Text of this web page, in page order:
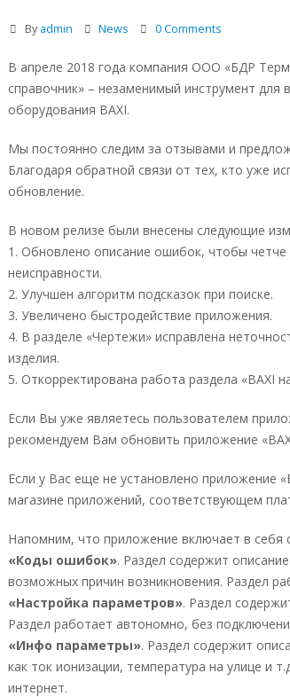
By admin News 0 Comments
В апреле 2018 года компания ООО «БДР
справочник» – незаменимый инструмент
оборудования BAXI.
Мы постоянно следим за отзывами и
Благодаря обратной связи от тех, кто уже
обновление.
В новом релизе были внесены следующие
1. Обновлено описание ошибок, чтобы
неисправности.
2. Улучшен алгоритм подсказок при поиске.
3. Увеличено быстродействие приложения.
4. В разделе «Чертежи» исправлена
изделия.
5. Откорректирована работа раздела «BAXI
Если Вы уже являетесь пользователем
рекомендуем Вам обновить приложение
Если у Вас еще не установлено приложение
магазине приложений, соответствующем
Напомним, что приложение включает в себя
«Коды ошибок». Раздел содержит
возможных причин возникновения. Раздел
«Настройка параметров». Раздел
Раздел работает автономно, без
«Инфо параметры». Раздел содержит
как ток ионизации, температура на улице и
интернет.